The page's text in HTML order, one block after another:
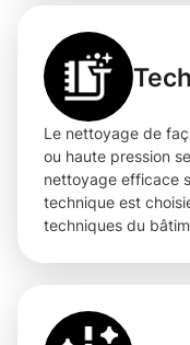
Le nettoyage de
ou haute pression
nettoyage efficace
technique est
techniques du